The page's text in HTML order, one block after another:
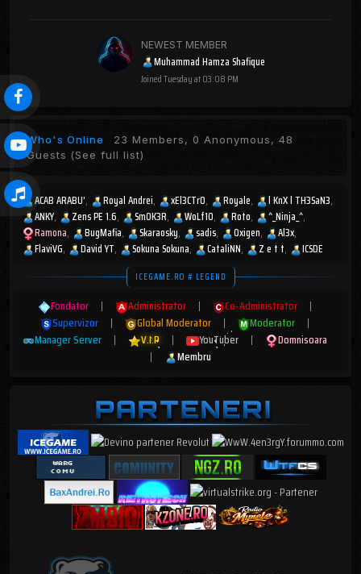
NEWEST MEMBER
Muhammad Hamza Shafique
JoinedTuesday at 03:08 PM
Who's Online 23 Members, 0 Anonymous, 48
Guests (See full list)
ACAB ARABU' Royal Andrei xEl3CTr0 Royale
l KnX l TH3SaN3
ANKY
Zens PE 1.6 Sm0K3R WoLf10 Roto
^_Ninja_^
Ramona
BugMafia Skaraosky sadis Oxigen
Al3x
FlaviVG
David YT Sokuna Sokuna CataliNN Z e t t ICSDE
ICEGAME.RO # LEGEND
Fondator | Administrator | Co-Administrator
|
Supervizor
| Global Moderator | Moderator
|
Manager Server
| V.I.P | YouTuber |
Domnisoara
|
Membru